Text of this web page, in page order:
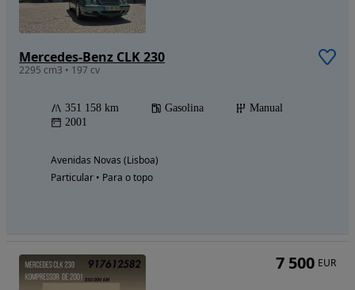
Mercedes-Benz CLK 230
2295 cm3 • 197 cv
351 158 km Gasolina
Manual
2001
Avenidas Novas (Lisboa)
Particular • Para o topo
7 500 EUR